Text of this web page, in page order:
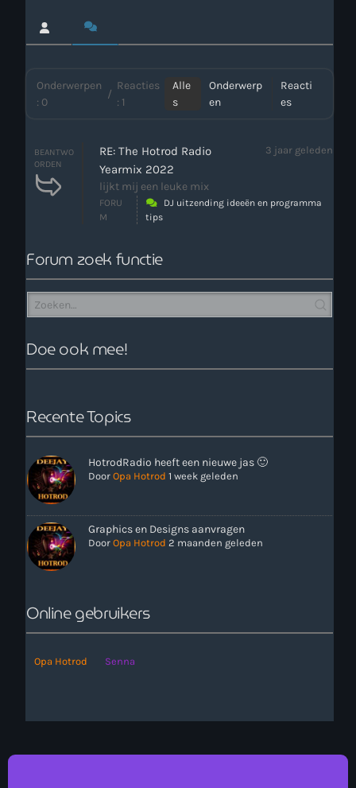
Webcam
Inloggen
Contact
HotrodRadio – Contact
WAAR LUISTER JE NU NAAR
00:00 - 11:00
Onze Non-Stop draait 24/7 op de uren als er geen Live-Dj
is. Ook kun je tijdens de Non-Stop verzoekjes
Onderwerpen
: 0
/
Reacties
: 1
Alle
s
Onderwerp
en
Reacti
es
BEANTWO
ORDEN
RE: The Hotrod Radio
Yearmix 2022
lijkt mij een leuke mix
3 jaar geleden
FORU
M
DJ uitzending ideeën en programma
tips
Forum zoek functie
Doe ook mee!
Recente Topics
HotrodRadio heeft een nieuwe jas 🙂
Door Opa Hotrod 1 week geleden
Graphics en Designs aanvragen
Door Opa Hotrod 2 maanden geleden
Online gebruikers
Opa Hotrod Senna